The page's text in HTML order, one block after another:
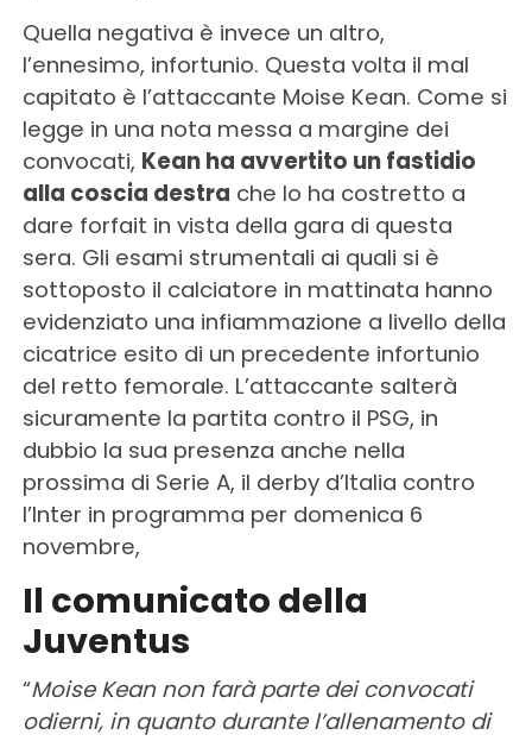
Quella negativa è invece un altro,
l’ennesimo, infortunio. Questa volta il mal
capitato è l’attaccante Moise Kean. Come si
legge in una nota messa a margine dei
convocati, Kean ha avvertito un fastidio
alla coscia destra che lo ha costretto a
dare forfait in vista della gara di questa
sera. Gli esami strumentali ai quali si è
sottoposto il calciatore in mattinata hanno
evidenziato una infiammazione a livello della
cicatrice esito di un precedente infortunio
del retto femorale. L’attaccante salterà
sicuramente la partita contro il PSG, in
dubbio la sua presenza anche nella
prossima di Serie A, il derby d’Italia contro
l’Inter in programma per domenica 6
novembre,
Il comunicato della
Juventus
“Moise Kean non farà parte dei convocati
odierni, in quanto durante l’allenamento di